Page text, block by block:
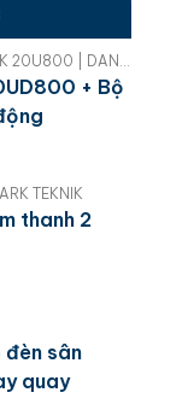
#DANA-RACK 20U800 | DANA-RACK
+ Bộ
TEKNIK
thanh 2
sân
quay